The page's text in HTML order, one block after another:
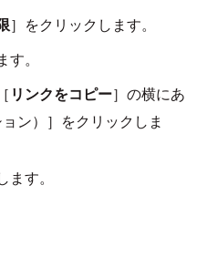
］をクリックします。
。
リンクをコピー］の横にあ
ョン）］をクリックしま
ます。